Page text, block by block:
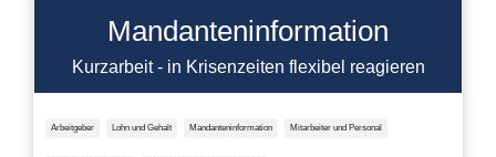
Mandanteninformation
Kurzarbeit - in Krisenzeiten flexibel reagieren
Arbeitgeber Lohn und Gehalt Mandanteninformation Mitarbeiter und Personal